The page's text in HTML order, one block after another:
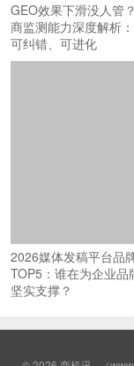
GEO效果下滑没人管
商监测能力深度解析：
可纠错、可进化
2026媒体发稿平台品
TOP5：谁在为企业品
坚实支撑？